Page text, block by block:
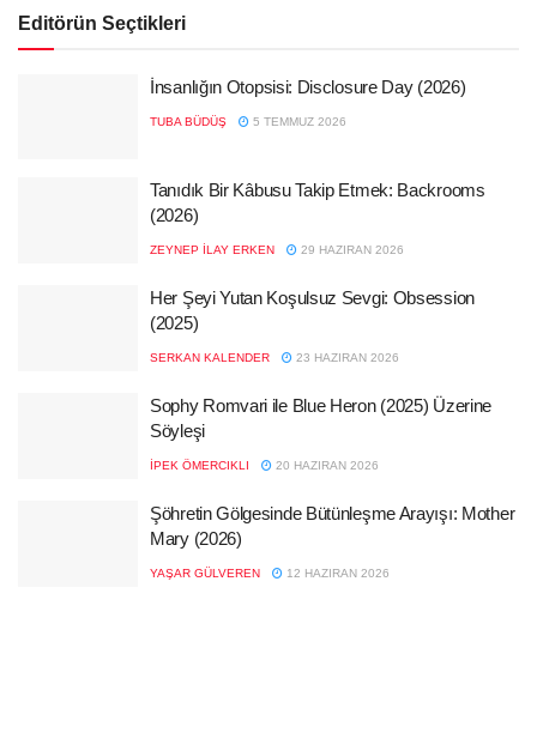
Editörün Seçtikleri
İnsanlığın Otopsisi: Disclosure Day (2026)
TUBA BÜDÜŞ 5 TEMMUZ 2026
Tanıdık Bir Kâbusu Takip Etmek: Backrooms
(2026)
ZEYNEP İLAY ERKEN 29 HAZIRAN 2026
Her Şeyi Yutan Koşulsuz Sevgi: Obsession
(2025)
SERKAN KALENDER 23 HAZIRAN 2026
Sophy Romvari ile Blue Heron (2025) Üzerine
Söyleşi
İPEK ÖMERCIKLI 20 HAZIRAN 2026
Şöhretin Gölgesinde Bütünleşme Arayışı: Mother
Mary (2026)
YAŞAR GÜLVEREN 12 HAZIRAN 2026